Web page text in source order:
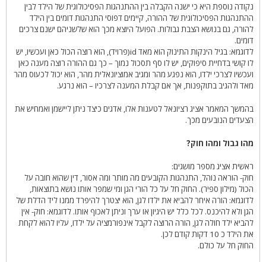
נקודה נוספת היא כי ישנה הקבלה בין ההתנהגות הפסיכולוגית של הילד לבין
ההתנהגות הפסיכולוגית של ההורה, קיימים דפוסי התנהגות דומים בין הילד
להורה, גם בנושא הצבת גבולות. הפועל היוצא מכך הוא שלשניהם ישנם צרכים
דומים.
לדוגמא: בגיל הינקות התינוק הוא מאד id(פרויד), הוא רוצה הכול כאן ועכשיו, יש
לו קושי בדחיית סיפוקים, יש לו סף תסכול נמוך – כך גם ההורה רוצה מענה כאן
ועכשיו לצרכי ילדו, הוא נפגע מהר ומגיב אמוציונאלית מהר, הוא יכול לכעוס מהר
מאד ולהגיב בתוקפנות, אך אם קבלת המענה לצרכיו – הוא נרגע.
בהמשך המאמר אציג רציונאל לטענות אלו, אדגים כיצד ניתן ליישמן ואמחיש את
הצעדים הנובעים מכך.
מהו גבול ומהו חוק?
ראשית אציג מספר מושגים:
חוק- הוראה נוהל, התנהגות הקובעים מה מותר ומה אסור, דין שהוא חובה על
הכול (מילון ספיר). החוק חל על כל הורי הגן ומי שמפר אותו נושא בתוצאות,
לדוגמא: הורה איחר להביא את ילדו לגן, הוא יצטרך להיפרד ממנו ליד הדלת של
הגן ולא להיכנס. לכל כלל יש היגיון או ערך וניתן לאכוף אותו. לדוגמא: חוק- אין
להביא ילד חולה לגן, הורה הרוצה לקבל אינפורמציה על ילדו, עליו להוא לקחת
את הילד כ 10 דקות קודם לכן.
החוק חל על כולם.